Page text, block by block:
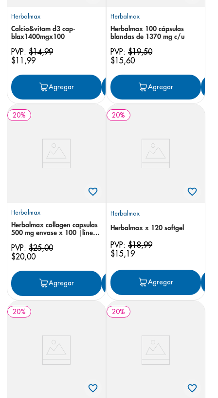
Herbalmax
Calcio&vitam d3 cap-
blax1400mgx100
PVP: $14,99
$11 ,99
Agregar Agregar
Herbalmax
Herbalmax 100 cápsulas
blandas de 1370 mg c/u
PVP: $19,50
$15,60
Agregar
20%
Herbalmax
Herbalmax collagen capsulas
500 mg envase x 100 |línea
PVP: $25,00
$20,00
Agregar Agregar
20%
Herbalmax
Herbalmax x 120 softgel
PVP: $18,99
$15,19
Agregar
20% 20%